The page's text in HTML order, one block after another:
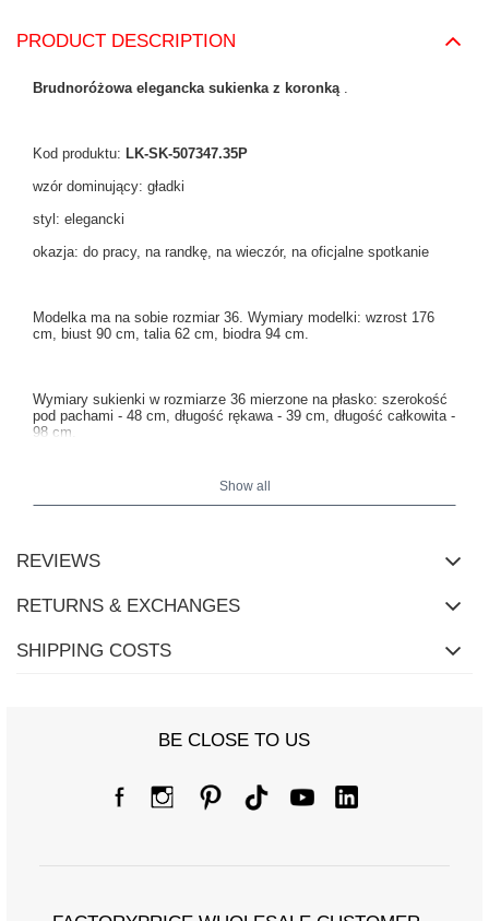
PRODUCT DESCRIPTION
Brudnoróżowa elegancka sukienka z koronką
Kod produktu: LK-SK-507347.35P
wzór dominujący: gładki
styl: elegancki
okazja: do pracy, na randkę, na wieczór, na oficjalne spotkanie
Modelka ma na sobie rozmiar 36. Wymiary modelki: wzrost 176
cm, biust 90 cm, talia 62 cm, biodra 94 cm.
Wymiary sukienki w rozmiarze 36 mierzone na płasko: szerokość
pod pachami - 48 cm, długość rękawa - 39 cm, długość całkowita -
98 cm.
Show all
REVIEWS
RETURNS & EXCHANGES
SHIPPING COSTS
BE CLOSE TO US